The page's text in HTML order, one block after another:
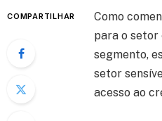
COMPARTILHAR
Como
para o setor
segmento,
setor
acesso ao